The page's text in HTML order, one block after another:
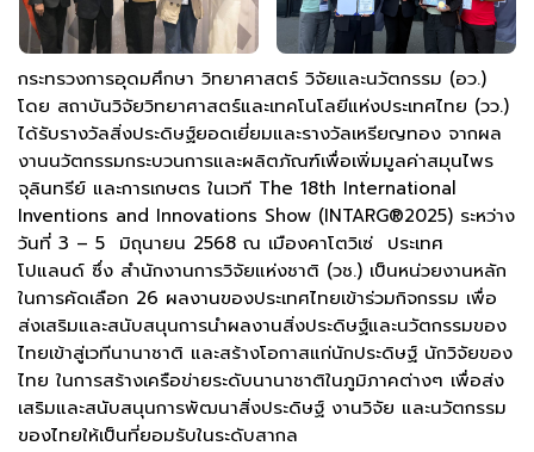
กระทรวงการอุดมศึกษา วิทยาศาสตร์ วิจัยและนวัตกรรม (อว.)
โดย สถาบันวิจัยวิทยาศาสตร์และเทคโนโลยีแห่งประเทศไทย (วว.)
ได้รับรางวัลสิ่งประดิษฐ์ยอดเยี่ยมและรางวัลเหรียญทอง จากผล
งานนวัตกรรมกระบวนการและผลิตภัณฑ์เพื่อเพิ่มมูลค่าสมุนไพร
จุลินทรีย์ และการเกษตร ในเวที The 18th International
Inventions and Innovations Show (INTARG®2025) ระหว่าง
วันที่ 3 – 5 มิถุนายน 2568 ณ เมืองคาโตวิเซ่ ประเทศ
โปแลนด์ ซึ่ง สำนักงานการวิจัยแห่งชาติ (วช.) เป็นหน่วยงานหลัก
ในการคัดเลือก 26 ผลงานของประเทศไทยเข้าร่วมกิจกรรม เพื่อ
ส่งเสริมและสนับสนุนการนำผลงานสิ่งประดิษฐ์และนวัตกรรมของ
ไทยเข้าสู่เวทีนานาชาติ และสร้างโอกาสแก่นักประดิษฐ์ นักวิจัยของ
ไทย ในการสร้างเครือข่ายระดับนานาชาติในภูมิภาคต่างๆ เพื่อส่ง
เสริมและสนับสนุนการพัฒนาสิ่งประดิษฐ์ งานวิจัย และนวัตกรรม
ของไทยให้เป็นที่ยอมรับในระดับสากล